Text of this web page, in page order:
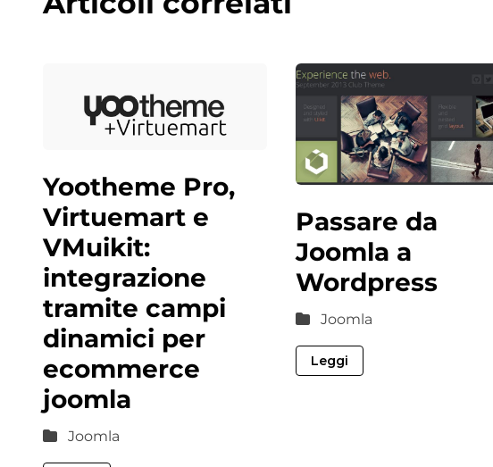
Yootheme Pro,
Virtuemart e
VMuikit:
integrazione
tramite campi
dinamici per
ecommerce
joomla
Joomla
Passare da
Joomla a
Wordpress
Joomla
Leggi